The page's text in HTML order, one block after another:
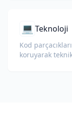
💻 Teknoloji
Kod
koruyarak